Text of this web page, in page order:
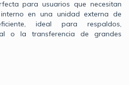
para usuarios que necesitan
en una unidad externa de
ideal para respaldos,
o la transferencia de grandes